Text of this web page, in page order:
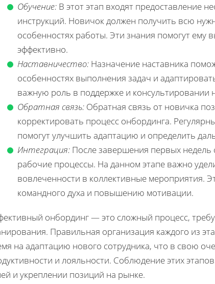
Обучение: В этот этап входят предоставление
инструкций. Новичок должен получить всю
особенностях работы. Эти знания помогут ему
эффективно.
Наставничество: Назначение наставника
особенностях выполнения задач и
важную роль в поддержке и консультировании
Обратная связь: Обратная связь от новичка
корректировать процесс онбординга.
помогут улучшить адаптацию и определить
Интеграция: После завершения первых недель
рабочие процессы. На данном этапе важно
вовлеченности в коллективные мероприятия.
командного духа и повышению мотивации.
онбординг — это сложный процесс,
Правильная организация каждого из
на адаптацию нового сотрудника, что в свою
и лояльности. Соблюдение этих
и укреплении позиций на рынке.